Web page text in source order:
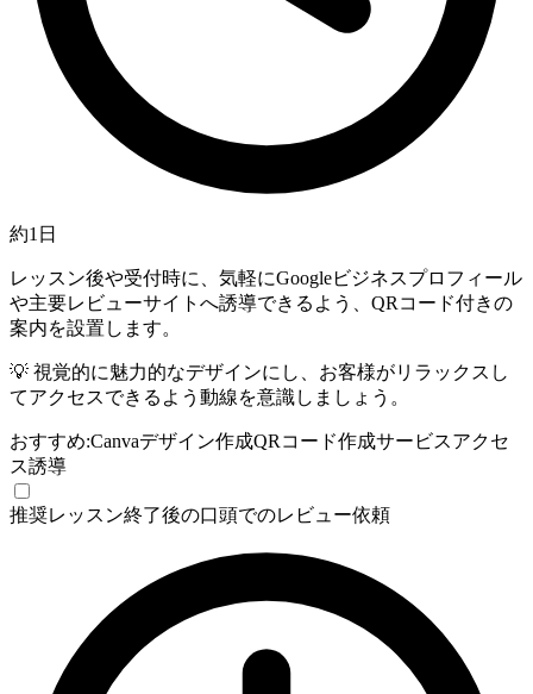
約1日
レッスン後や受付時に、気軽にGoogleビジネスプロフィール
や主要レビューサイトへ誘導できるよう、QRコード付きの
案内を設置します。
💡 視覚的に魅力的なデザインにし、お客様がリラックスし
てアクセスできるよう動線を意識しましょう。
おすすめ:Canvaデザイン作成QRコード作成サービスアクセ
ス誘導
推奨レッスン終了後の口頭でのレビュー依頼